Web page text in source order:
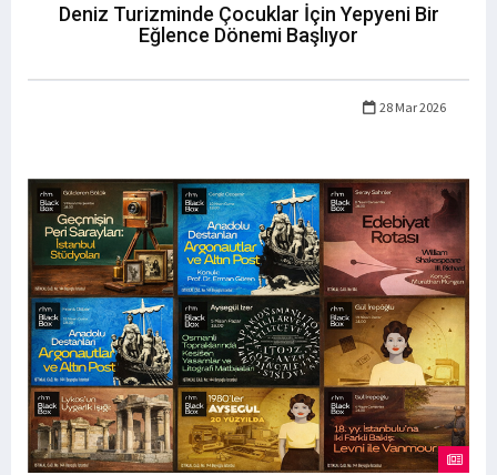
Deniz Turizminde Çocuklar İçin Yepyeni Bir
Eğlence Dönemi Başlıyor
28 Mar 2026